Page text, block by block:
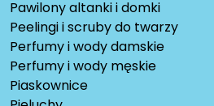
Pawilony altanki i domki
Peelingi i scruby do twarzy
Perfumy i wody damskie
Perfumy i wody męskie
Piaskownice